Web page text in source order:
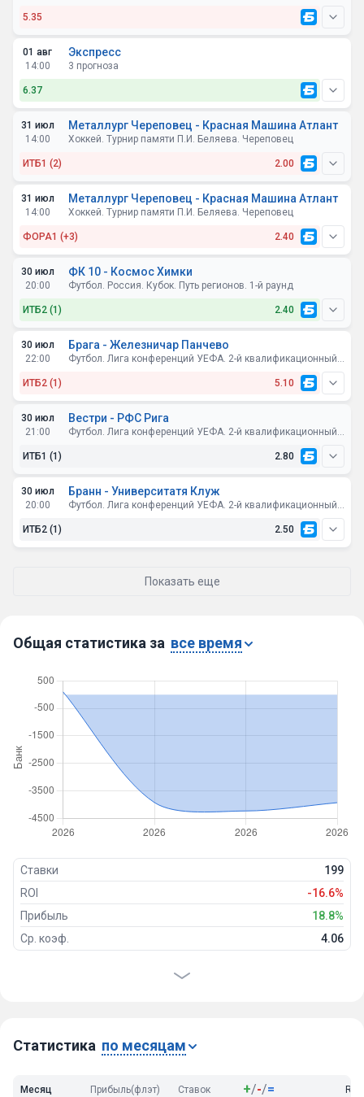
5.35
Акрон Тольятти - Рубин
ФОРА2 (0) @ 1.78
Динамо Махачкала - Локомотив Москва
Двойной шанс 1X @ 1.71
ФОРА2 (0) @ 1.76
01 авг
14:00
Экспресс
3 прогноза
6.37
Акрон Тольятти - Рубин
Динамо Махачкала - Локомотив Москва
ИТБ1 (1) @ 1.98
ИТБ1 (1) @ 1.77
31 июл
14:00
Металлург Череповец - Красная Машина Атлант
Хоккей. Турнир памяти П.И. Беляева. Череповец
ИТБ1 (2) 2.00
31 июл
14:00
Металлург Череповец - Красная Машина Атлант
Хоккей. Турнир памяти П.И. Беляева. Череповец
ФОРА1 (+3) 2.40
30 июл
20:00
ФК 10 - Космос Химки
Футбол. Россия. Кубок. Путь регионов. 1-й раунд
ИТБ2 (1) 2.40
30 июл
22:00
Брага - Железничар Панчево
Футбол. Лига конференций УЕФА. 2-й квалификационный раунд. Основной турнир. Ответные матчи
ИТБ2 (1) 5.10
30 июл
21:00
Вестри - РФС Рига
Футбол. Лига конференций УЕФА. 2-й квалификационный раунд. Основной турнир. Ответные матчи
ИТБ1 (1) 2.80
30 июл
20:00
Бранн - Университатя Клуж
Футбол. Лига конференций УЕФА. 2-й квалификационный раунд. Основной турнир. Ответные матчи
ИТБ2 (1) 2.50
Показать еще
Общая статистика за все время
Ставки
199
ROI
-16.6%
Прибыль
18.8%
Ср. коэф.
4.06
Проигрыши
Статистика по месяцам
Месяц Прибыль(флэт) Ставок +/-/= ROI